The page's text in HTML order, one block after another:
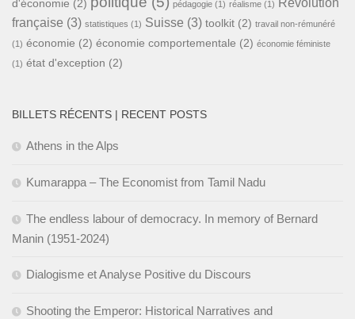
d'économie (2) pédagogie (1) réalisme (1)
Révolution
française (3) statistiques (1) Suisse (3) toolkit (2) travail non-rémunéré
(1) économie (2) économie comportementale (2) économie féministe
(1) état d'exception (2)
BILLETS RÉCENTS | RECENT POSTS
Athens in the Alps
Kumarappa – The Economist from Tamil Nadu
The endless labour of democracy. In memory of Bernard
Manin (1951-2024)
Dialogisme et Analyse Positive du Discours
Shooting the Emperor: Historical Narratives and